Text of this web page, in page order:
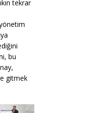
tekrar
bu
gitmek